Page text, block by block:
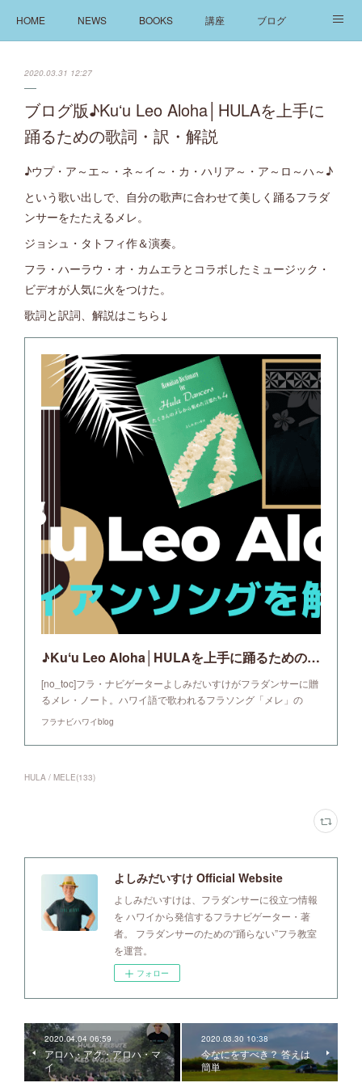
HOME NEWS BOOKS 講座 ブログ
2020.03.31 12:27
ブログ版♪Kuʻu Leo Aloha│HULAを上手に
踊るための歌詞・訳・解説
♪ウプ・ア～エ～・ネ～イ～・カ・ハリア～・ア～ロ～ハ～♪
という歌い出しで、自分の歌声に合わせて美しく踊るフラダ
ンサーをたたえるメレ。
ジョシュ・タトフィ作＆演奏。
フラ・ハーラウ・オ・カムエラとコラボしたミュージック・
ビデオが人気に火をつけた。
歌詞と訳詞、解説はこちら↓
♪Kuʻu Leo Aloha│HULAを上手に踊るための歌詞・訳・解説｜フラナビハワイblog
[no_toc]フラ・ナビゲーターよしみだいすけがフラダンサーに贈
るメレ・ノート。ハワイ語で歌われるフラソング「メレ」の
フラナビハワイblog
HULA / MELE(133)
よしみだいすけ Official Website
よしみだいすけは、フラダンサーに役立つ情報
を ハワイから発信するフラナビゲーター・著
者。 フラダンサーのための“踊らない”フラ教室
を運営。
フォロー
2020.04.04 06:59
アロハ・アク・アロハ・マ
イ
2020.03.30 10:38
今なにをすべき？ 答えは
簡単